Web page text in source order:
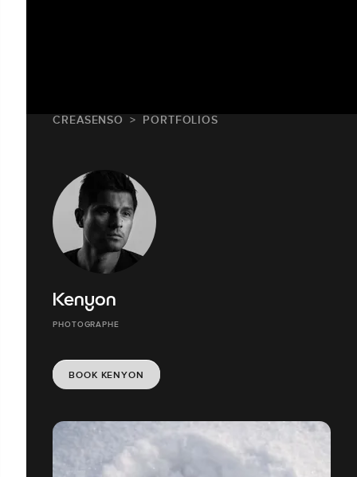
CREASENSO PORTFOLIOS
Kenyon
PHOTOGRAPHE
BOOK KENYON